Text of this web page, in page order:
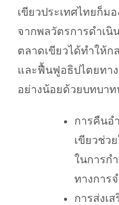
เขียวประเทศไทยก็ม
จากพลวัตรการดำเ
ตลาดเขียวได้ทำให้ก
และฟื้นฟูอธิปไตยทา
อย่างน้อยด้วยบทบา
การคืนอ
เขียวช่ว
ในการก
ทางการ
การส่งเ